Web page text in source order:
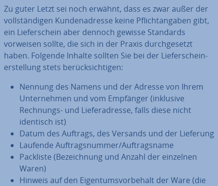
Zu guter Letzt sei noch erwähnt, dass es zwar außer der
voll­stän­di­gen Kun­den­adres­se keine Pflicht­an­ga­ben gibt,
ein Lie­fer­schein aber dennoch gewisse Standards
vorweisen sollte, die sich in der Praxis durch­ge­setzt
haben. Folgende Inhalte sollten Sie bei der Lie­fer­schein­
er­stel­lung stets be­rück­sich­ti­gen:
Nennung des Namens und der Adresse von Ihrem
Un­ter­neh­men und vom Empfänger (inklusive
Rechnungs- und Lie­fer­adres­se, falls diese nicht
identisch ist)
Datum des Auftrags, des Versands und der Lieferung
Laufende Auf­trags­num­mer/Auf­trags­na­me
Packliste (Be­zeich­nung und Anzahl der einzelnen
Waren)
Hinweis auf den Ei­gen­tums­vor­be­halt der Ware (die